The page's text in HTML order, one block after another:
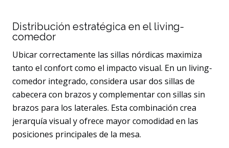
Distribución estratégica en el living-
comedor
Ubicar correctamente las sillas nórdicas maximiza
tanto el confort como el impacto visual. En un living-
comedor integrado, considera usar dos sillas de
cabecera con brazos y complementar con sillas sin
brazos para los laterales. Esta combinación crea
jerarquía visual y ofrece mayor comodidad en las
posiciones principales de la mesa.